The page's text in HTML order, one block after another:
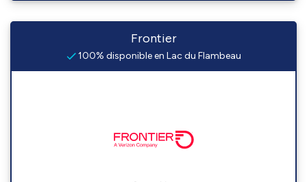
Frontier
100% disponible en Lac du Flambeau